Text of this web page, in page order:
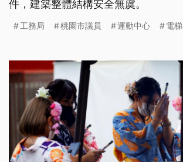
件，建築整體結構安全無虞。
工務局 桃園市議員 運動中心 電梯